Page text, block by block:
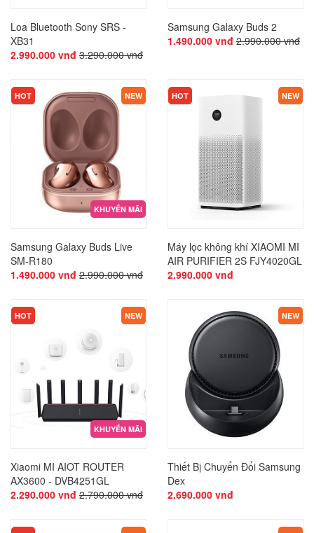
Loa Bluetooth Sony SRS -
XB31
2.990.000 vnđ 3.290.000 vnđ
Samsung Galaxy Buds 2
1.490.000 vnđ 2.990.000 vnđ
KHUYẾN MÃI
HOT NEW
Samsung Galaxy Buds Live
SM-R180
1.490.000 vnđ 2.990.000 vnđ
HOT NEW
Máy lọc không khí XIAOMI MI
AIR PURIFIER 2S FJY4020GL
2.990.000 vnđ
KHUYẾN MÃI
HOT NEW
Xiaomi MI AIOT ROUTER
AX3600 - DVB4251GL
2.290.000 vnđ 2.790.000 vnđ
NEW
Thiết Bị Chuyển Đổi Samsung
Dex
2.690.000 vnđ